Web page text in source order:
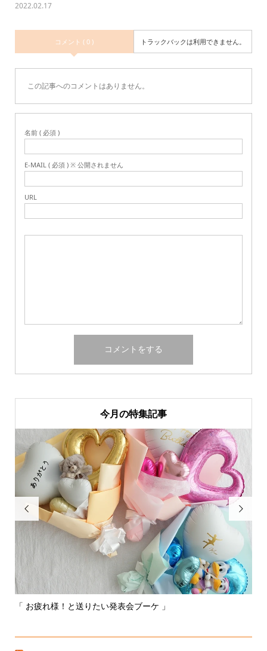
2022.02.17
コメント ( 0 ) トラックバックは利用できません。
この記事へのコメントはありません。
名前 ( 必須 )
E-MAIL ( 必須 ) ※ 公開されません
URL
今月の特集記事

「 お疲れ様！と送りたい発表会ブーケ 」
